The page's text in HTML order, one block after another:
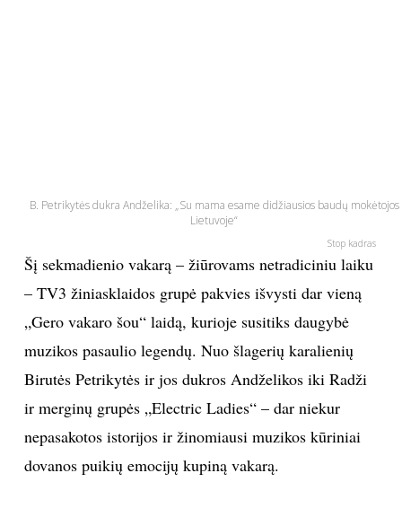
LAISVALAIKIS
KINAS
TEATRAS
B. Petrikytės dukra Andželika: „Su mama esame didžiausios baudų mokėtojos
Lietuvoje“
Stop kadras
Šį sekmadienio vakarą – žiūrovams netradiciniu laiku
– TV3 žiniasklaidos grupė pakvies išvysti dar vieną
„Gero vakaro šou“ laidą, kurioje susitiks daugybė
muzikos pasaulio legendų. Nuo šlagerių karalienių
Birutės Petrikytės ir jos dukros Andželikos iki Radži
ir merginų grupės „Electric Ladies“ – dar niekur
nepasakotos istorijos ir žinomiausi muzikos kūriniai
dovanos puikių emocijų kupiną vakarą.